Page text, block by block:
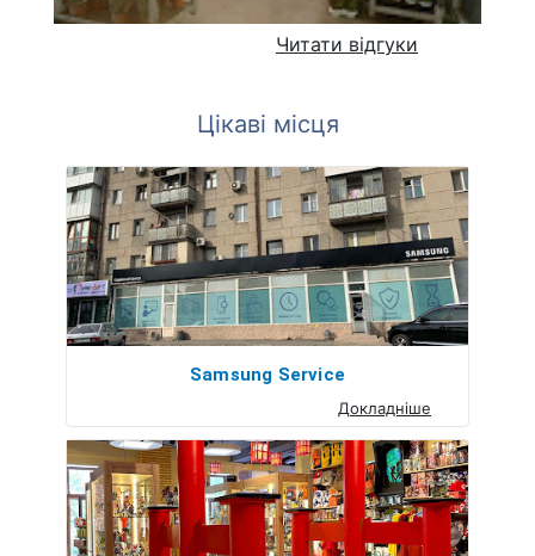
Читати відгуки
Цікаві місця
Samsung Service
Докладніше